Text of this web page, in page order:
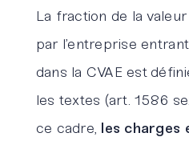
La fraction de la
par l’entreprise
dans la CVAE est
les textes (art. 1586
ce cadre,
les